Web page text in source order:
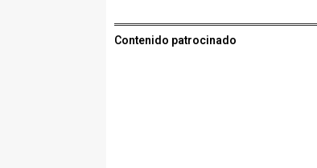
Contenido patrocinado